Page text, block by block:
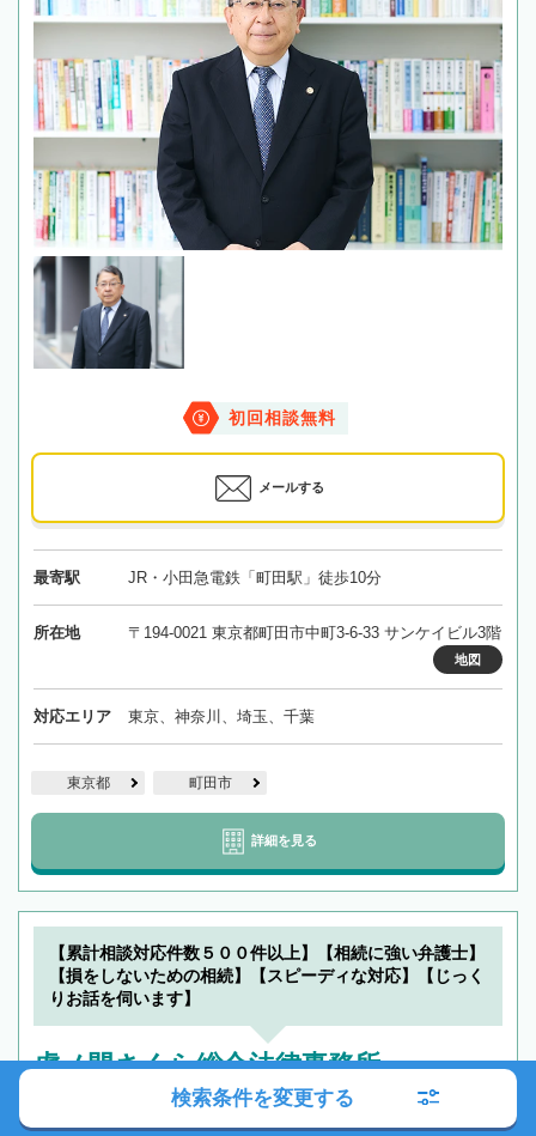
初回相談無料
メールする
最寄駅 JR・小田急電鉄「町田駅」徒歩10分
所在地 〒194-0021 東京都町田市中町3-6-33 サンケイビル3階
地図
対応エリア 東京、神奈川、埼玉、千葉
東京都 町田市
詳細を見る
【累計相談対応件数５００件以上】【相続に強い弁護士】
【損をしないための相続】【スピーディな対応】【じっく
りお話を伺います】
虎ノ門さくら総合法律事務所
所長が女性 英語対応可 中国語対応可
検索条件を変更する